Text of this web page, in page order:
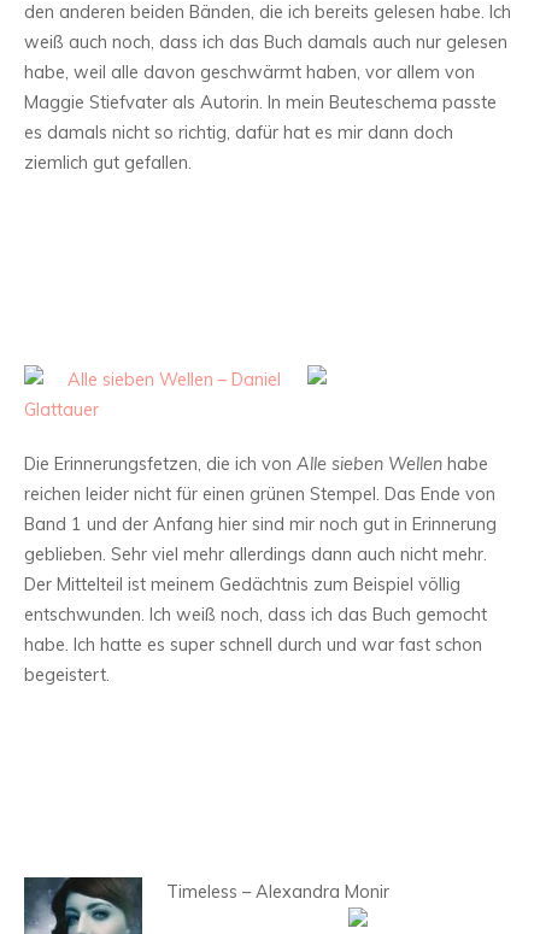
den anderen beiden Bänden, die ich bereits gelesen habe. Ich
weiß auch noch, dass ich das Buch damals auch nur gelesen
habe, weil alle davon geschwärmt haben, vor allem von
Maggie Stiefvater als Autorin. In mein Beuteschema passte
es damals nicht so richtig, dafür hat es mir dann doch
ziemlich gut gefallen.
Alle sieben Wellen – Daniel
Glattauer
Die Erinnerungsfetzen, die ich von Alle sieben Wellen habe
reichen leider nicht für einen grünen Stempel. Das Ende von
Band 1 und der Anfang hier sind mir noch gut in Erinnerung
geblieben. Sehr viel mehr allerdings dann auch nicht mehr.
Der Mittelteil ist meinem Gedächtnis zum Beispiel völlig
entschwunden. Ich weiß noch, dass ich das Buch gemocht
habe. Ich hatte es super schnell durch und war fast schon
begeistert.
Timeless – Alexandra Monir